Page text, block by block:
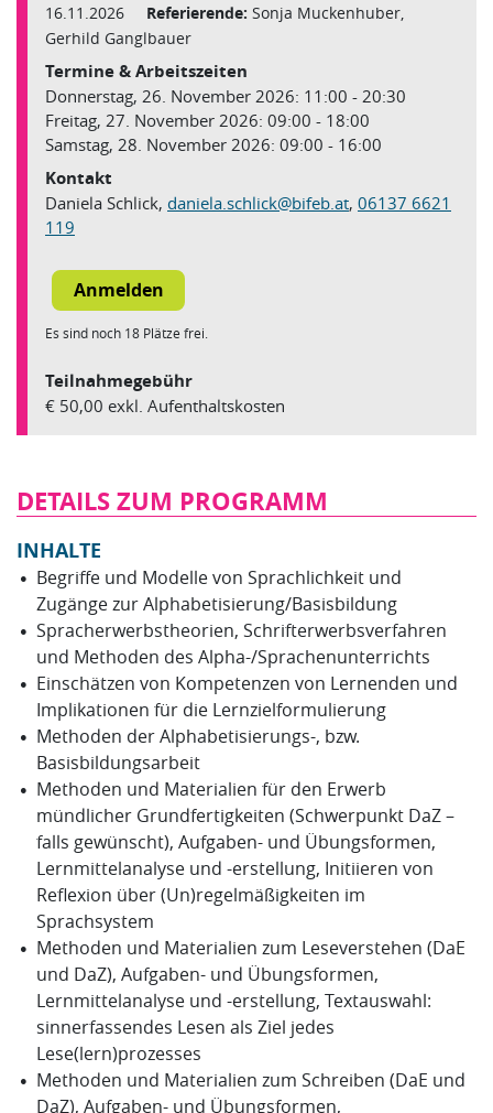
16.11.2026 Referierende: Sonja Muckenhuber,
Gerhild Ganglbauer
Termine & Arbeitszeiten
Donnerstag, 26. November 2026: 11:00 - 20:30
Freitag, 27. November 2026: 09:00 - 18:00
Samstag, 28. November 2026: 09:00 - 16:00
Kontakt
Daniela Schlick, daniela.schlick@bifeb.at, 06137 6621
119
Es sind noch 18 Plätze frei.
Teilnahmegebühr
€ 50,00 exkl. Aufenthaltskosten
DETAILS ZUM PROGRAMM
INHALTE
Begriffe und Modelle von Sprachlichkeit und
Zugänge zur Alphabetisierung/Basisbildung
Spracherwerbstheorien, Schrifterwerbsverfahren
und Methoden des Alpha-/Sprachenunterrichts
Einschätzen von Kompetenzen von Lernenden und
Implikationen für die Lernzielformulierung
Methoden der Alphabetisierungs-, bzw.
Basisbildungsarbeit
Methoden und Materialien für den Erwerb
mündlicher Grundfertigkeiten (Schwerpunkt DaZ –
falls gewünscht), Aufgaben- und Übungsformen,
Lernmittelanalyse und -erstellung, Initiieren von
Reflexion über (Un)regelmäßigkeiten im
Sprachsystem
Methoden und Materialien zum Leseverstehen (DaE
und DaZ), Aufgaben- und Übungsformen,
Lernmittelanalyse und -erstellung, Textauswahl:
sinnerfassendes Lesen als Ziel jedes
Lese(lern)prozesses
Methoden und Materialien zum Schreiben (DaE und
DaZ), Aufgaben- und Übungsformen,